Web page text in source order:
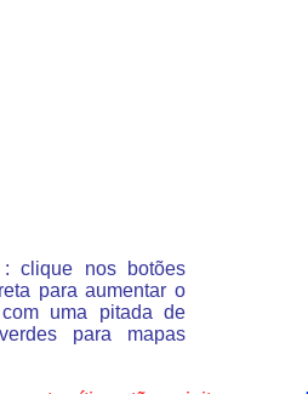
clique nos botões
para aumentar o
uma pitada de
para mapas